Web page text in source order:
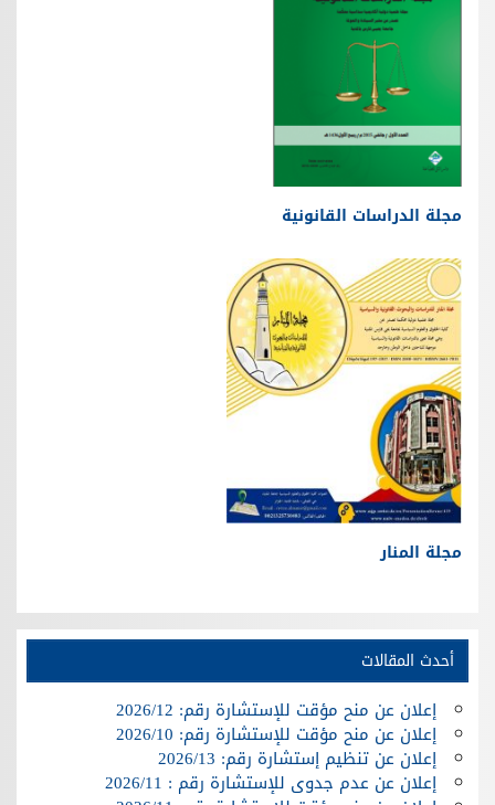
مجلة الدراسات القانونية
مجلة المنار
أحدث المقالات
إعلان عن منح مؤقت للإستشارة رقم: 2026/12
إعلان عن منح مؤقت للإستشارة رقم: 2026/10
إعلان عن تنظيم إستشارة رقم: 2026/13
إعلان عن عدم جدوى للإستشارة رقم : 2026/11